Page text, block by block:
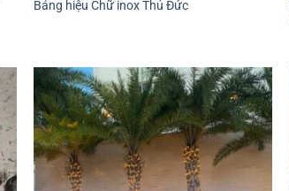
Bảng hiệu Chữ inox Thủ Đức